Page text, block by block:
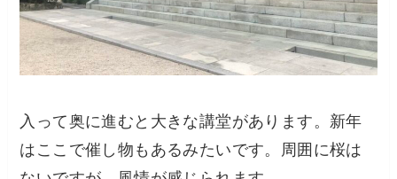
入って奥に進むと大きな講堂があります。新年
はここで催し物もあるみたいです。周囲に桜は